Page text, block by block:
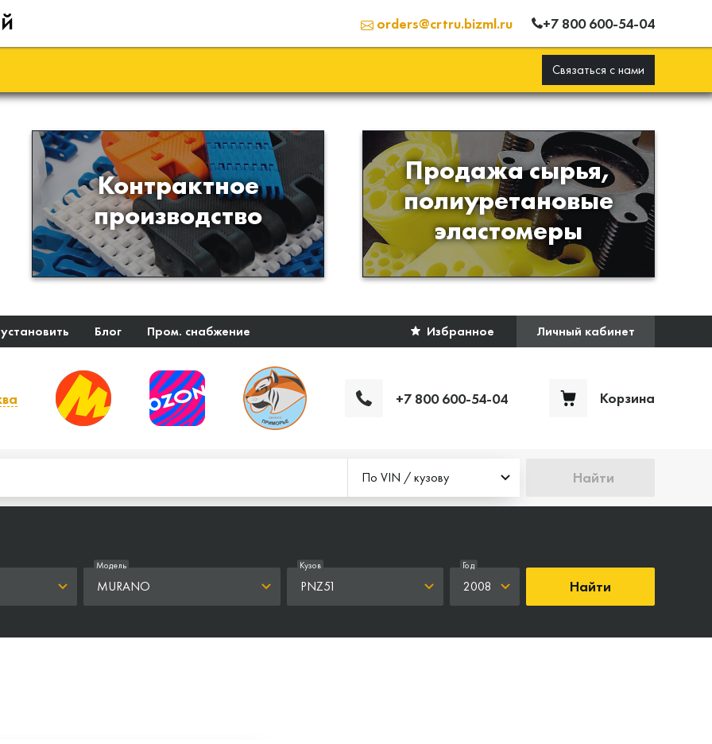
orders@crtru.bizml.ru +7 800 600-54-04
Связаться с нами
Контрактное
производство
Производство изделий из
пластиков и полимеров по
образцам либо чертежам
заказчика
Продажа сырья,
полиуретановые
эластомеры
Продажа сырья для
производства изделий из
полиуретана
Блог Пром. снабжение Избранное Личный кабинет
+7 800 600-54-04 Корзина
По VIN / кузову Найти
MURANO
Модель
PNZ51
Кузов
2008
Год
Найти